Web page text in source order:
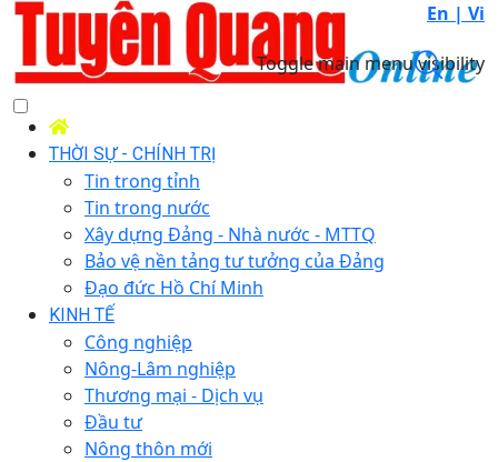
En | Vi
Toggle main menu visibility
THỜI SỰ - CHÍNH TRỊ
Tin trong tỉnh
Tin trong nước
Xây dựng Đảng - Nhà nước - MTTQ
Bảo vệ nền tảng tư tưởng của Đảng
Đạo đức Hồ Chí Minh
KINH TẾ
Công nghiệp
Nông-Lâm nghiệp
Thương mại - Dịch vụ
Đầu tư
Nông thôn mới